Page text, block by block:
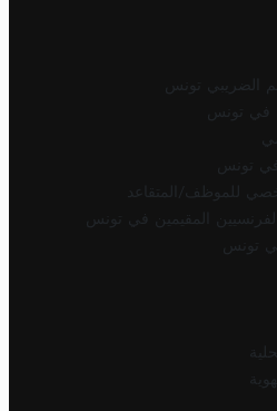
الضريبي تونس
في تونس
تونس
للموظف/المتقاعد
المقيمين في تونس
تونس